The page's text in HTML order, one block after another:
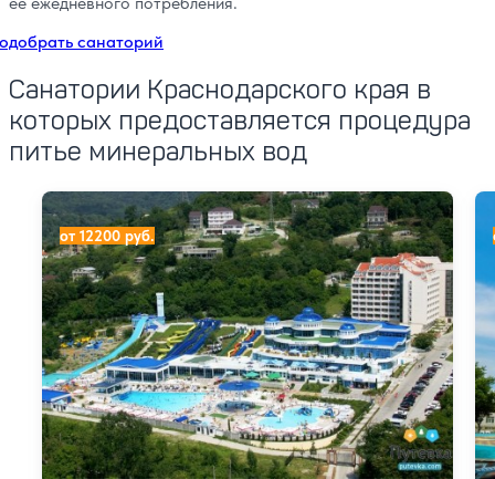
санаторий
Санатории Краснодарского края в
которых предоставляется процедура
питье минеральных вод
Лечебно-оздоровительный комплекс АкваЛоо
от 12200 руб.